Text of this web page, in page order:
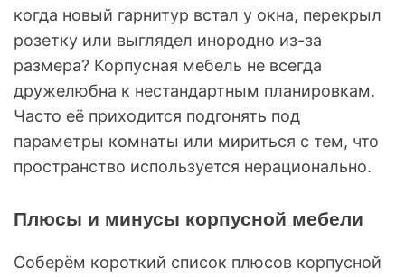
когда новый гарнитур встал у окна, перекрыл
розетку или выглядел инородно из-за
размера? Корпусная мебель не всегда
дружелюбна к нестандартным планировкам.
Часто её приходится подгонять под
параметры комнаты или мириться с тем, что
пространство используется нерационально.
Плюсы и минусы корпусной мебели
Соберём короткий список плюсов корпусной